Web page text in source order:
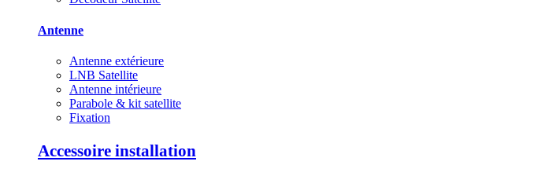
Antenne
Antenne extérieure
LNB Satellite
Antenne intérieure
Parabole & kit satellite
Fixation
Accessoire installation